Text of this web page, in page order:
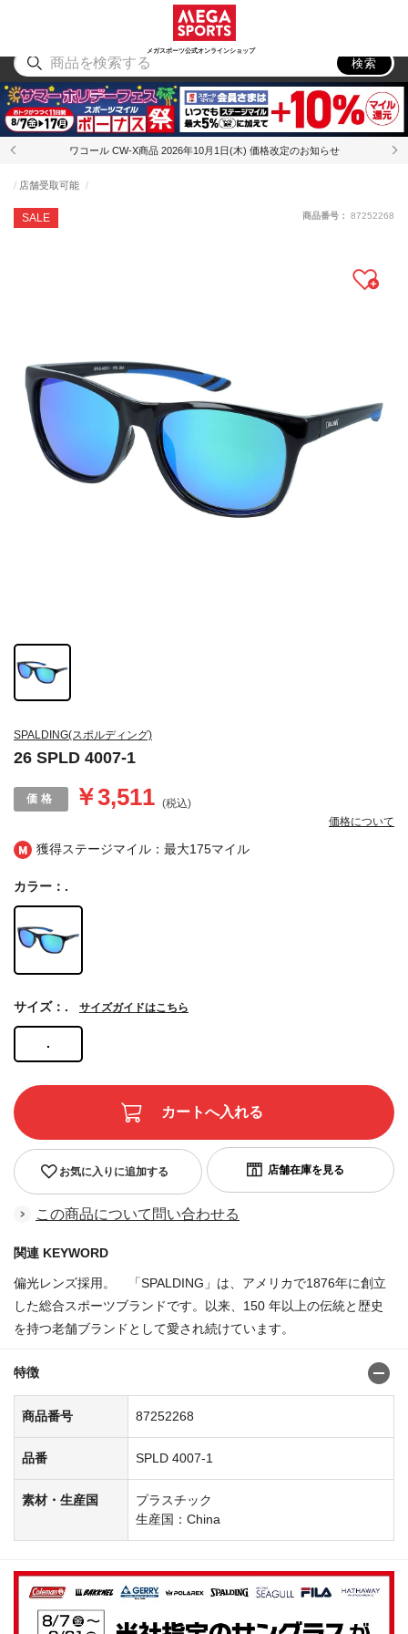
メガスポーツ公式オンラインショップ
アウトドア
検索
ワコール CW-X商品 2026年10月1日(木) 価格改定のお知らせ
獲得ステージマイル：最大175マイル
SPALDING(スポルディング)
26 SPLD 4007-1
SALE
店舗受取可能
￥3,511 (税込)
価格について
商品番号： 87252268
カラー：.
.
サイズ：. サイズガイドはこちら
お気に入りに追加する
この商品について問い合わせる
関連 KEYWORD
偏光レンズ採用。 「SPALDING」は、アメリカで1876年に創立
した総合スポーツブランドです。以来、150 年以上の伝統と歴史
を持つ老舗ブランドとして愛され続けています。
特徴
商品番号 87252268
品番 SPLD 4007-1
素材・生産国
プラスチック
生産国：China